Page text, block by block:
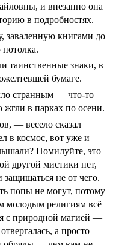
и внезапно она
в подробностях.
заваленную книгами до
потолка.
таинственные знаки, в
бумаге.
странным — что-то
жгли в парках по осени.
— весело сказал
в космос, вот уже и
Помилуйте, это
другой мистики нет,
не от чего.
попы не могут, потому
молодым религиям всё
с природной магией —
а просто